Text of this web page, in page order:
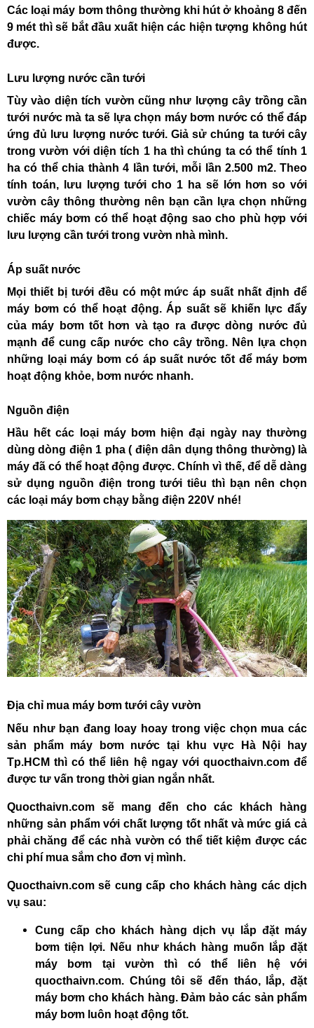
Các loại máy bơm thông thường khi hút ở khoảng 8 đến
9 mét thì sẽ bắt đầu xuất hiện các hiện tượng không hút
được.
Lưu lượng nước cần tưới
Tùy vào diện tích vườn cũng như lượng cây trồng cần
tưới nước mà ta sẽ lựa chọn máy bơm nước có thể đáp
ứng đủ lưu lượng nước tưới. Giả sử chúng ta tưới cây
trong vườn với diện tích 1 ha thì chúng ta có thể tính 1
ha có thể chia thành 4 lần tưới, mỗi lần 2.500 m2. Theo
tính toán, lưu lượng tưới cho 1 ha sẽ lớn hơn so với
vườn cây thông thường nên bạn cần lựa chọn những
chiếc máy bơm có thể hoạt động sao cho phù hợp với
lưu lượng cần tưới trong vườn nhà mình.
Áp suất nước
Mọi thiết bị tưới đều có một mức áp suất nhất định để
máy bơm có thể hoạt động. Áp suất sẽ khiến lực đẩy
của máy bơm tốt hơn và tạo ra được dòng nước đủ
mạnh để cung cấp nước cho cây trồng. Nên lựa chọn
những loại máy bơm có áp suất nước tốt để máy bơm
hoạt động khỏe, bơm nước nhanh.
Nguồn điện
Hầu hết các loại máy bơm hiện đại ngày nay thường
dùng dòng điện 1 pha ( điện dân dụng thông thường) là
máy đã có thể hoạt động được. Chính vì thế, để dễ dàng
sử dụng nguồn điện trong tưới tiêu thì bạn nên chọn
các loại máy bơm chạy bằng điện 220V nhé!
Địa chỉ mua máy bơm tưới cây vườn
Nếu như bạn đang loay hoay trong việc chọn mua các
sản phẩm máy bơm nước tại khu vực Hà Nội hay
Tp.HCM thì có thể liên hệ ngay với quocthaivn.comđể
được tư vấn trong thời gian ngắn nhất.
Quocthaivn.com sẽ mang đến cho các khách hàng
những sản phẩm với chất lượng tốt nhất và mức giá cả
phải chăng để các nhà vườn có thể tiết kiệm được các
chi phí mua sắm cho đơn vị mình.
Quocthaivn.com sẽ cung cấp cho khách hàng các dịch
vụ sau:
Cung cấp cho khách hàng dịch vụ lắp đặt máy
bơm tiện lợi. Nếu như khách hàng muốn lắp đặt
máy bơm tại vườn thì có thể liên hệ với
quocthaivn.com. Chúng tôi sẽ đến tháo, lắp, đặt
máy bơm cho khách hàng. Đảm bảo các sản phẩm
máy bơm luôn hoạt động tốt.